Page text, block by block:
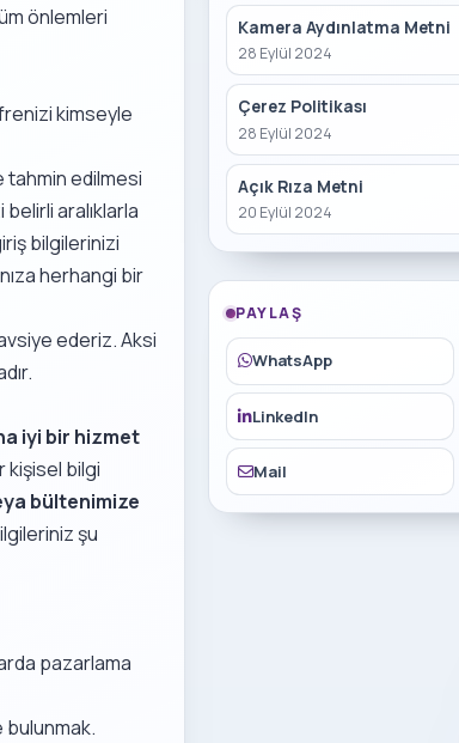
önlemleri
kimseyle
tahmin edilmesi
belirli aralıklarla
bilgilerinizi
herhangi bir
ederiz. Aksi
iyi bir hizmet
kişisel bilgi
bültenimize
şu
pazarlama
bulunmak.
Kamera Aydınlatma Metni
28 Eylül 2024
Çerez Politikası
28 Eylül 2024
Açık Rıza Metni
20 Eylül 2024
PAYLAŞ
WhatsApp
LinkedIn
Mail